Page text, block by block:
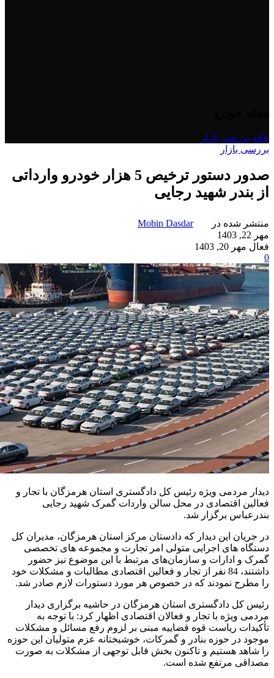
خانه بررسی بازار
بررسی بازار
صدور دستور ترخیص 5 هزار خودرو وارداتی
از بندر شهید رجایی
منتشر شده در
Mobin Dasdar
مهر 22, 1403
فعال مهر 20, 1403
0
دیدار مردمی ویژه رئیس کل دادگستری استان هرمزگان با تجار و
فعالین اقتصادی در محل سالن واردات گمرک شهید رجایی
بندرعباس برگزار شد.
در جریان این دیدار که دادستان مرکز استان هرمزگان، مدیران کل
دستگاه های اجرایی متولی امر تجارت و مجموعه های تخصصی
گمرک و ادارات و سازمان‌های مرتبط با این موضوع نیز حضور
داشتند، 84 نفر از تجار و فعالین اقتصادی مطالبات و مشکلات خود
را مطرح نمودند که در خصوص هر مورد دستورات لازم صادر شد.
رئیس کل دادگستری استان هرمزگان در حاشیه برگزاری دیدار
مردمی ویژه با تجار و فعالان اقتصادی اظهار کرد: با توجه به
تأکیدات ریاست قوه قضاییه مبنی بر لزوم رفع مسائل و مشکلات
موجود در حوزه بنادر و گمرکات، خوشبختانه عزم متولیان این حوزه
را شاهد هستیم و تاکنون بخش قابل توجهی از مشکلات به صورت
مصداقی مرتفع شده است.